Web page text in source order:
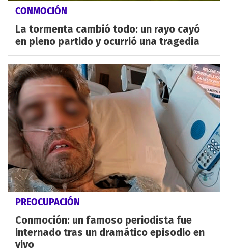
CONMOCIÓN
La tormenta cambió todo: un rayo cayó
en pleno partido y ocurrió una tragedia
PREOCUPACIÓN
Conmoción: un famoso periodista fue
internado tras un dramático episodio en
vivo